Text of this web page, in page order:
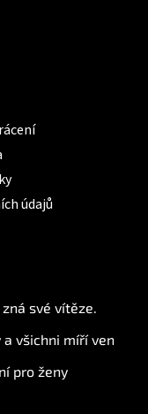
údajů
své vítěze.
všichni míří ven
pro ženy